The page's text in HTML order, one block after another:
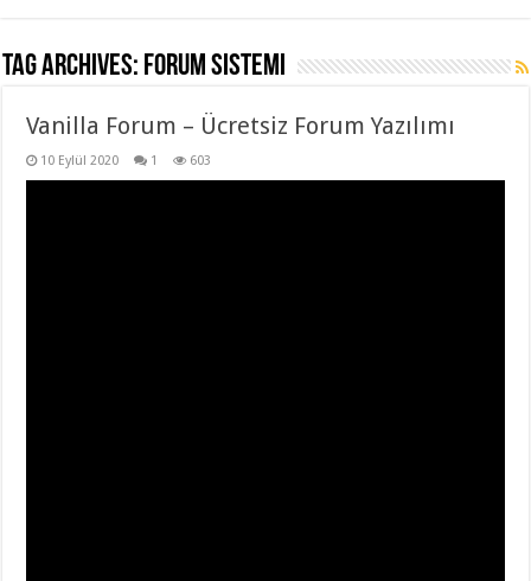
Tag Archives: forum sistemi
Vanilla Forum – Ücretsiz Forum Yazılımı
10 Eylül 2020 1 603